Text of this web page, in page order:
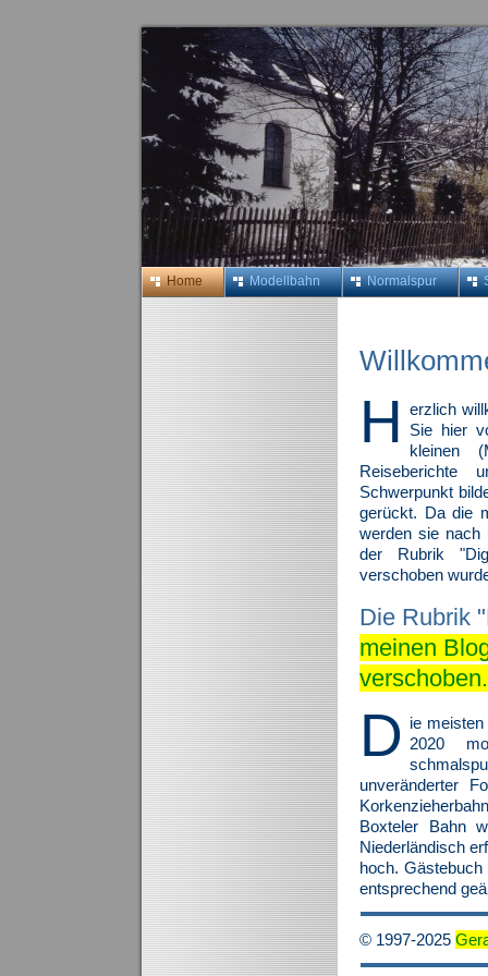
Home Modellbahn Normalspur
H erzlich
Sie hier
kleinen
Reiseberichte
Schwerpunkt
ge­rückt. Da die
werden sie nach
der Rubrik
verschoben
Die Rubrik
meinen
verschoben.
D ie
2020
unveränderter
Boxteler Bahn
Niederländisch
hoch.
entsprechend
© 1997-2025